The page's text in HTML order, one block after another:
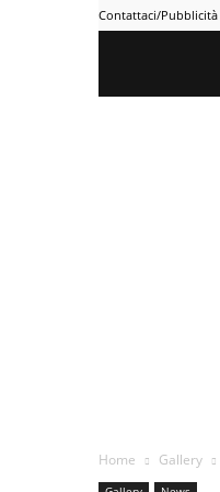
Contattaci/Pubblicità
Home Gallery